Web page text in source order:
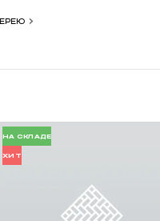
НА СКЛАДЕ
ХИТ